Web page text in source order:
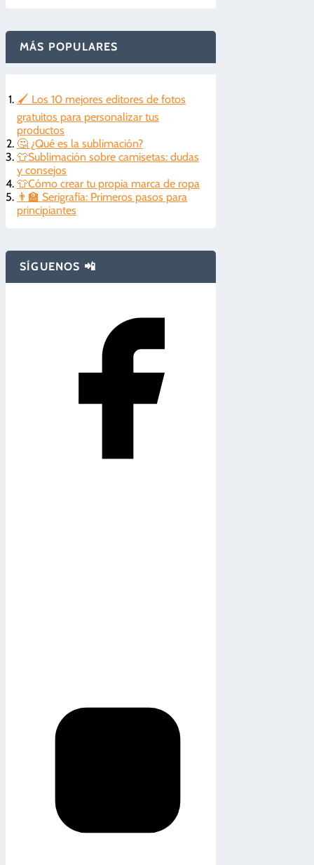
MÁS POPULARES
🖌️ Los 10 mejores editores de fotos
gratuitos para personalizar tus
productos
🤔 ¿Qué es la sublimación?
👕Sublimación sobre camisetas: dudas
y consejos
👕Cómo crear tu propia marca de ropa
👨‍🏫 Serigrafía: Primeros pasos para
principiantes
SÍGUENOS 📲